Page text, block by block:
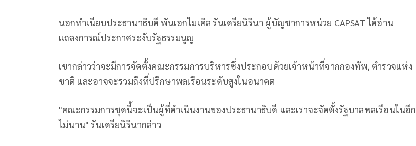
นอกทำเนียบประธานาธิบดี พันเอกไมเคิล รันเดรียนิรินา ผู้บัญชาการหน่วย CAPSAT ได้อ่าน
แถลงการณ์ประกาศระงับรัฐธรรมนูญ
เขากล่าวว่าจะมีการจัดตั้งคณะกรรมการบริหารซึ่งประกอบด้วยเจ้าหน้าที่จากกองทัพ, ตำรวจแห่ง
ชาติ และอาจจะรวมถึงที่ปรึกษาพลเรือนระดับสูงในอนาคต
"คณะกรรมการชุดนี้จะเป็นผู้ที่ดำเนินงานของประธานาธิบดี และเราจะจัดตั้งรัฐบาลพลเรือนในอีก
ไม่นาน" รันเดรียนิรินากล่าว